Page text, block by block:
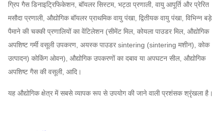
ग्रिप गैस डिनाइट्रिफिकेशन, बॉयलर सिस्टम, भट्ठा प्रणाली, वायु आपूर्ति और प्रेरित
मसौदा प्रणाली, औद्योगिक बॉयलर प्राथमिक वायु पंखा, द्वितीयक वायु पंखा, विभिन्न बड़े
पैमाने की चक्की प्रणालियों का वेंटिलेशन (सीमेंट मिल, कोयला पाउडर मिल, औद्योगिक
अपशिष्ट गर्मी वसूली उपकरण, अयस्क पाउडर sintering (sintering मशीन), कोक
उत्पादन) कोकिंग ओवन), औद्योगिक उपकरणों का दबाव या अपघटन सील, औद्योगिक
अपशिष्ट गैस की वसूली, आदि।
यह औद्योगिक क्षेत्र में सबसे व्यापक रूप से उपयोग की जाने वाली प्रशंसक श्रृंखला है।